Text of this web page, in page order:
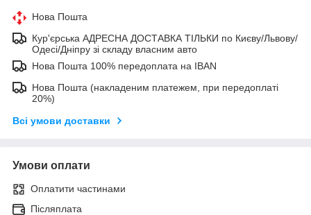
Нова Пошта
Кур'єрська АДРЕСНА ДОСТАВКА ТІЛЬКИ по Києву/Львову/
Одесі/Дніпру зі складу власним авто
Нова Пошта 100% передоплата на IBAN
Нова Пошта (накладеним платежем, при передоплаті
20%)
Всі умови доставки
Умови оплати
Оплатити частинами
Післяплата